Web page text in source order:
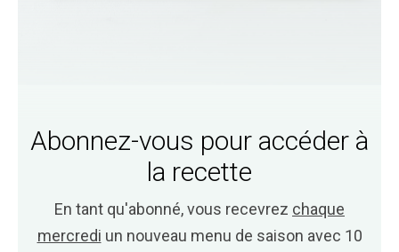
Abonnez-vous pour accéder à
la recette
En tant qu'abonné, vous recevrez chaque
mercredi un nouveau menu de saison avec 10